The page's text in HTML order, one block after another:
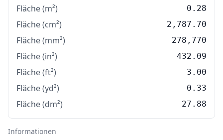
Fläche (m²) 0.28
Fläche (cm²) 2,787.70
Fläche (mm²) 278,770
Fläche (in²) 432.09
Fläche (ft²) 3.00
Fläche (yd²) 0.33
Fläche (dm²) 27.88
Informationen